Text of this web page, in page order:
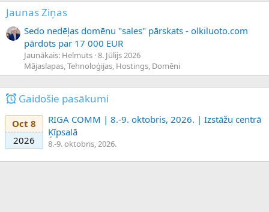
Jaunas Ziņas
Sedo nedēļas domēnu "sales" pārskats - olkiluoto.com
pārdots par 17 000 EUR
Jaunākais: Helmuts 8. Jūlijs 2026
Mājaslapas, Tehnoloģijas, Hostings, Domēni
Gaidošie pasākumi
Oct 8
2026
RIGA COMM | 8.-9. oktobris, 2026. | Izstāžu centrā
Ķīpsalā
8.-9. oktobris, 2026.